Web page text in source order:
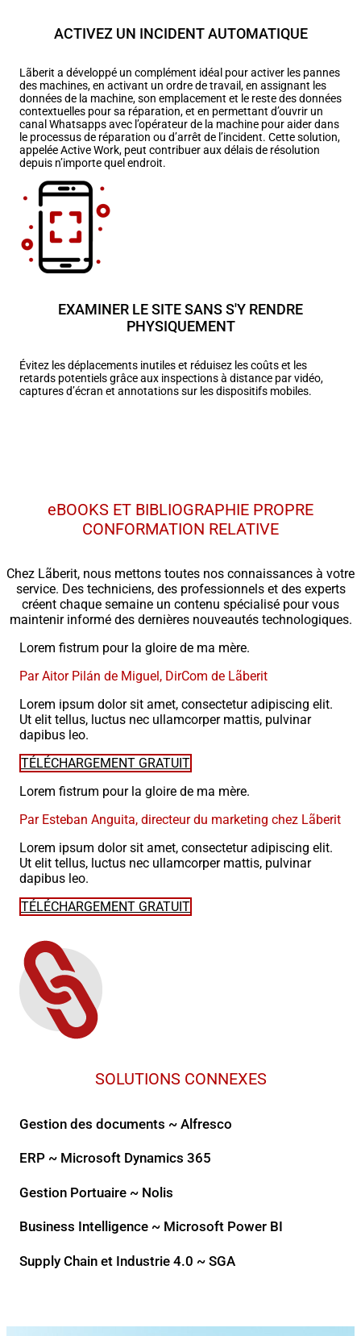
ACTIVEZ UN INCIDENT AUTOMATIQUE
Lãberit a développé un complément idéal pour activer les pannes
des machines, en activant un ordre de travail, en assignant les
données de la machine, son emplacement et le reste des données
contextuelles pour sa réparation, et en permettant d’ouvrir un
canal Whatsapps avec l’opérateur de la machine pour aider dans
le processus de réparation ou d’arrêt de l’incident. Cette solution,
appelée Active Work, peut contribuer aux délais de résolution
depuis n’importe quel endroit.
EXAMINER LE SITE SANS S'Y RENDRE
PHYSIQUEMENT
Évitez les déplacements inutiles et réduisez les coûts et les
retards potentiels grâce aux inspections à distance par vidéo,
captures d’écran et annotations sur les dispositifs mobiles.
eBOOKS ET BIBLIOGRAPHIE PROPRE
CONFORMATION RELATIVE
Chez Lãberit, nous mettons toutes nos connaissances à votre
service. Des techniciens, des professionnels et des experts
créent chaque semaine un contenu spécialisé pour vous
maintenir informé des dernières nouveautés technologiques.
Lorem fistrum pour la gloire de ma mère.
Par Aitor Pilán de Miguel, DirCom de Lãberit
Lorem ipsum dolor sit amet, consectetur adipiscing elit.
Ut elit tellus, luctus nec ullamcorper mattis, pulvinar
dapibus leo.
TÉLÉCHARGEMENT GRATUIT
Lorem fistrum pour la gloire de ma mère.
Par Esteban Anguita, directeur du marketing chez Lãberit
Lorem ipsum dolor sit amet, consectetur adipiscing elit.
Ut elit tellus, luctus nec ullamcorper mattis, pulvinar
dapibus leo.
TÉLÉCHARGEMENT GRATUIT
SOLUTIONS CONNEXES
Gestion des documents ~ Alfresco
ERP ~ Microsoft Dynamics 365
Gestion Portuaire ~ Nolis
Business Intelligence ~ Microsoft Power BI
Supply Chain et Industrie 4.0 ~ SGA